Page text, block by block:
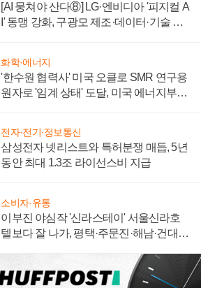
[AI 뭉쳐야 산다⑧] LG·엔비디아 '피지컬 A
I' 동맹 강화, 구광모 제조·데이터·기술 결
화학·에너지
'한수원 협력사' 미국 오클로 SMR 연구용
원자로 '임계 상태' 도달, 미국 에너지부
전자·전기·정보통신
삼성전자 넷리스트와 특허분쟁 매듭, 5년
동안 최대 1.3조 라이선스비 지급
소비자·유통
이부진 야심작 '신라스테이' 서울신라호
텔보다 잘 나가, 평택·주문진·해남·건대로